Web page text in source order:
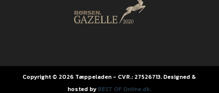
Copyright © 2026 Tæppeladen - CVR.: 27526713. Designed &
hosted by BEST OF Online.dk.